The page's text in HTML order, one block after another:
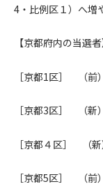
4・比例区１）へ増
【京都府内の当選者
［京都1区］ （
［京都3区］ （
［京都４区］
［京都5区］ （